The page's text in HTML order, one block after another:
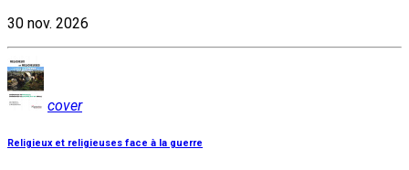
30 nov. 2026
cover
Religieux et religieuses face à la guerre